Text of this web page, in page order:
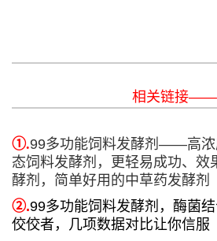
相关链接——
①.99多功能饲料发酵剂——高浓
态饲料发酵剂，更轻易成功、效
酵剂，简单好用的中草药发酵剂
②.99多功能饲料发酵剂，酶菌
佼佼者，几项数据对比让你信服